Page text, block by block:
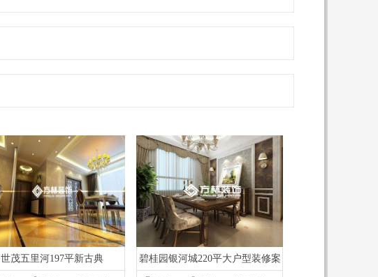
世茂五里河197平新古典 碧桂园银河城220平大户型装修案